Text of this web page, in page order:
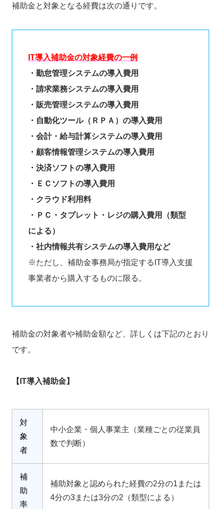
補助金と対象となる経費は次の通りです。
IT導入補助金の対象経費の一例
・勤怠管理システムの導入費用
・請求業務システムの導入費用
・販売管理システムの導入費用
・自動化ツール（ＲＰＡ）の導入費用
・会計・給与計算システムの導入費用
・顧客情報管理システムの導入費用
・決済ソフトの導入費用
・ＥＣソフトの導入費用
・クラウド利用料
・ＰＣ・タブレット・レジの購入費用（類型
による）
・社内情報共有システムの導入費用など
※ただし、補助金事務局が指定するIT導入支援
事業者から購入するものに限る。
補助金の対象者や補助金額など、詳しくは下記のとおり
です。
【IT導入補助金】
対
象
者
中小企業・個人事業主（業種ごとの従業員
数で判断）
補
助
率
補助対象と認められた経費の2分の1または
4分の3または3分の2（類型による）